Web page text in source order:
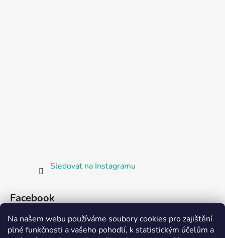
Na našem webu používáme soubory cookies pro zajištění
plné funkčnosti a vašeho pohodlí, k statistickým účelům a
Sledovat na Instagramu
Facebook